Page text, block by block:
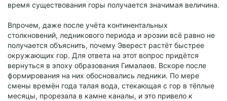
время существования горы получается значимая величина.
Впрочем, даже после учёта континентальных
столкновений, ледникового периода и эрозии всё равно не
получается объяснить, почему Эверест растёт быстрее
окружающих гор. Для ответа на этот вопрос придётся
вернуться в эпоху образования Гималаев. Вскоре после
формирования на них обосновались ледники. По мере
смены времён года талая вода, стекающая с гор в тёплые
месяцы, прорезала в камне каналы, и это привело к